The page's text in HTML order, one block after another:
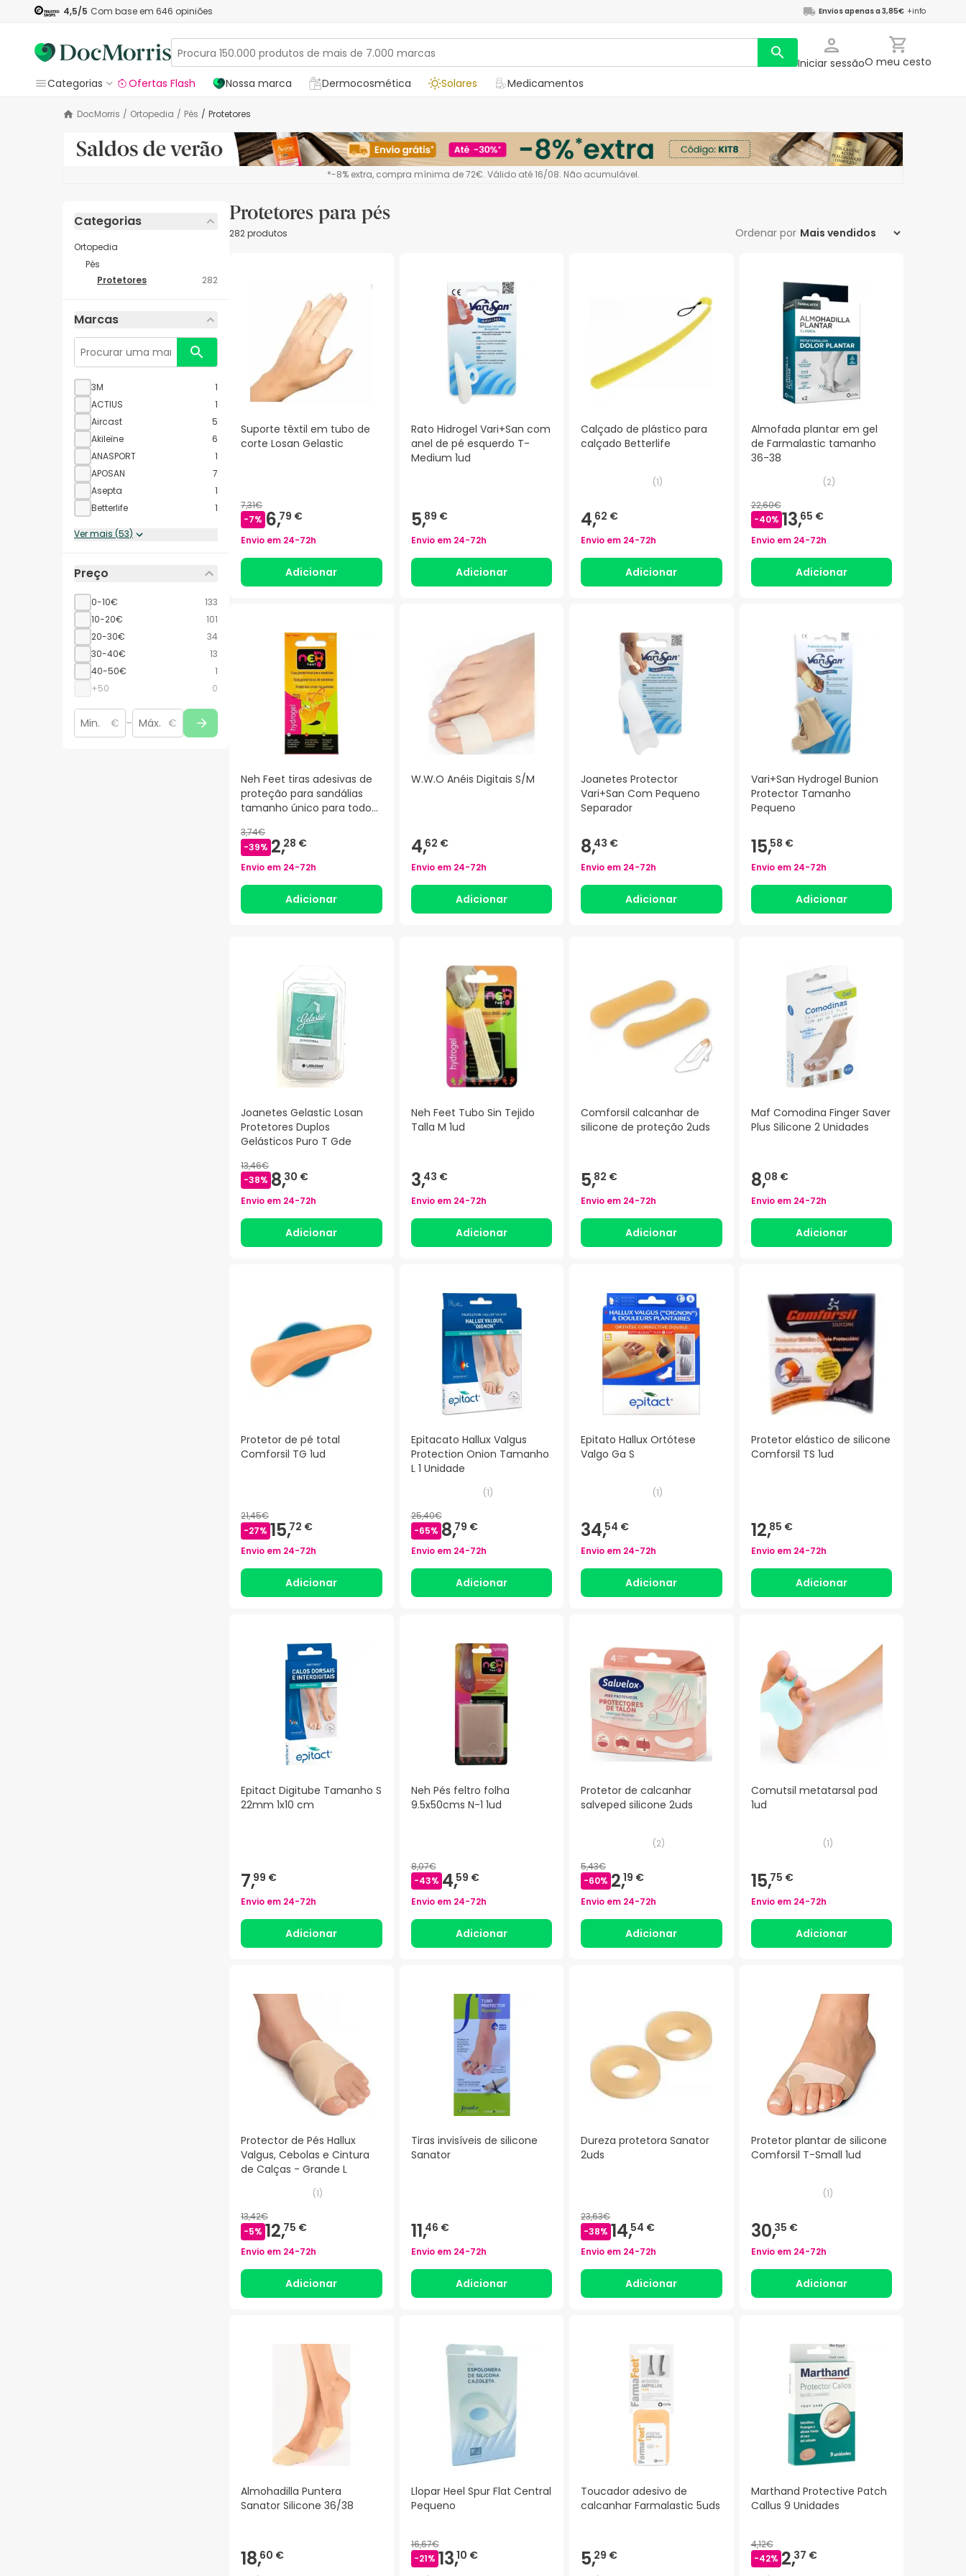
4,5/5 Com base em 646 opiniões Envios apenas a 3,85€ +info
Iniciar sessãoO meu cesto
Categorias
Ofertas Flash Nossa marca Dermocosmética Solares Medicamentos
DocMorris / Ortopedia / Pés / Protetores
*-8% extra, compra mínima de 72€. Válido até 16/08. Não acumulável.
Categorias
Ortopedia
Pés
Protetores
282
Marcas
3M
1
ACTIUS
1
Aircast
5
Akileïne
6
ANASPORT
1
APOSAN
7
Asepta
1
Betterlife
1
Ver mais (53)
Preço
0-10€
133
10-20€
101
20-30€
34
30-40€
13
40-50€
1
+50
0
€ – €
Protetores para pés
282 produtos Ordenar por
Suporte têxtil em tubo de
corte Losan Gelastic
7,31€
-7% 6,79 €
Envio em 24-72h
Adicionar
Rato Hidrogel Vari+San com
anel de pé esquerdo T-
Medium 1ud
5,89 €
Envio em 24-72h
Adicionar
Calçado de plástico para
calçado Betterlife
(1)
4,62 €
Envio em 24-72h
Adicionar
Almofada plantar em gel
de Farmalastic tamanho
36-38
(2)
22,60€
-40% 13,65 €
Envio em 24-72h
Adicionar
Neh Feet tiras adesivas de
proteção para sandálias
tamanho único para todos
3,74€
-39% 2,28 €
Envio em 24-72h
Adicionar
W.W.O Anéis Digitais S/M
4,62 €
Envio em 24-72h
Adicionar
Joanetes Protector
Vari+San Com Pequeno
Separador
8,43 €
Envio em 24-72h
Adicionar
Vari+San Hydrogel Bunion
Protector Tamanho
Pequeno
15,58 €
Envio em 24-72h
Adicionar
Joanetes Gelastic Losan
Protetores Duplos
Gelásticos Puro T Gde
13,46€
-38% 8,30 €
Envio em 24-72h
Adicionar
Neh Feet Tubo Sin Tejido
Talla M 1ud
3,43 €
Envio em 24-72h
Adicionar
Comforsil calcanhar de
silicone de proteção 2uds
5,82 €
Envio em 24-72h
Adicionar
Maf Comodina Finger Saver
Plus Silicone 2 Unidades
8,08 €
Envio em 24-72h
Adicionar
Protetor de pé total
Comforsil TG 1ud
21,45€
-27% 15,72 €
Envio em 24-72h
Adicionar
Epitacato Hallux Valgus
Protection Onion Tamanho
L 1 Unidade
(1)
25,40€
-65% 8,79 €
Envio em 24-72h
Adicionar
Epitato Hallux Ortótese
Valgo Ga S
(1)
34,54 €
Envio em 24-72h
Adicionar
Protetor elástico de silicone
Comforsil TS 1ud
12,85 €
Envio em 24-72h
Adicionar
Epitact Digitube Tamanho S
22mm 1x10 cm
7,99 €
Envio em 24-72h
Adicionar
Neh Pés feltro folha
9.5x50cms N-1 1ud
8,07€
-43% 4,59 €
Envio em 24-72h
Adicionar
Protetor de calcanhar
salveped silicone 2uds
(2)
5,43€
-60% 2,19 €
Envio em 24-72h
Adicionar
Comutsil metatarsal pad
1ud
(1)
15,75 €
Envio em 24-72h
Adicionar
Protector de Pés Hallux
Valgus, Cebolas e Cintura
de Calças - Grande L
(1)
13,42€
-5% 12,75 €
Envio em 24-72h
Adicionar
Tiras invisíveis de silicone
Sanator
11,46 €
Envio em 24-72h
Adicionar
Dureza protetora Sanator
2uds
23,63€
-38% 14,54 €
Envio em 24-72h
Adicionar
Protetor plantar de silicone
Comforsil T-Small 1ud
(1)
30,35 €
Envio em 24-72h
Adicionar
Almohadilla Puntera
Sanator Silicone 36/38
18,60 €
Llopar Heel Spur Flat Central
Pequeno
16,67€
-21% 13,10 €
Toucador adesivo de
calcanhar Farmalastic 5uds
5,29 €
Marthand Protective Patch
Callus 9 Unidades
4,12€
-42% 2,37 €